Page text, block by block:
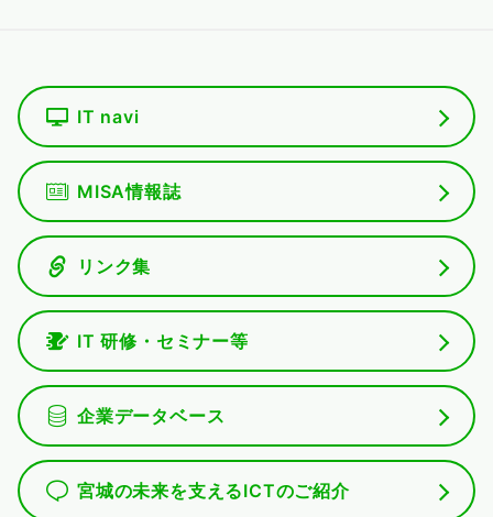
IT navi
MISA情報誌
リンク集
IT 研修・セミナー等
企業データベース
宮城の未来を支えるICTのご紹介